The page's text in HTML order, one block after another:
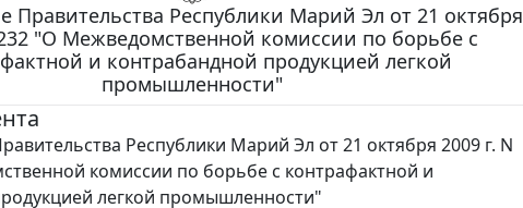
Правительства Республики Марий Эл от 21 октября
"О Межведомственной комиссии по борьбе с
и контрабандной продукцией легкой
промышленности"
Республики Марий Эл от 21 октября 2009 г. N
комиссии по борьбе с контрафактной и
легкой промышленности"